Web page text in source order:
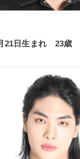
21日生まれ 23歳